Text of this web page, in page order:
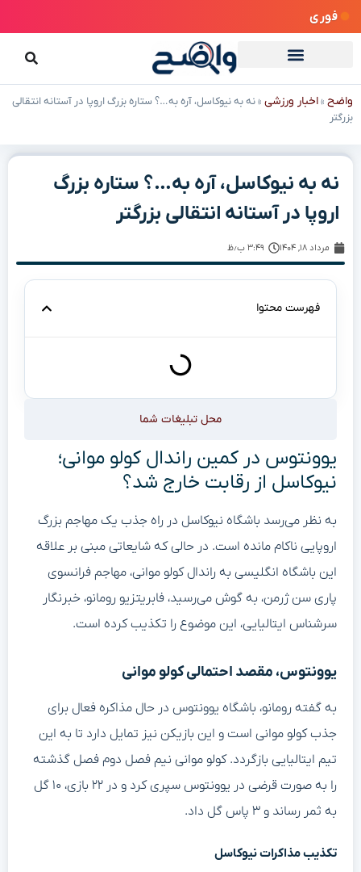
فوری
واضح »اخبار ورزشی »نه به نیوکاسل، آره به…؟ ستاره بزرگ اروپا در آستانه انتقالی
بزرگتر
نه به نیوکاسل، آره به…؟ ستاره بزرگ
اروپا در آستانه انتقالی بزرگتر
مرداد ۱۸, ۱۴۰۴ ۳:۴۹ ب٫ظ
فهرست محتوا
محل تبلیغات شما
یوونتوس در کمین راندال کولو موانی؛
نیوکاسل از رقابت خارج شد؟
به نظر می‌رسد باشگاه نیوکاسل در راه جذب یک مهاجم بزرگ
اروپایی ناکام مانده است. در حالی که شایعاتی مبنی بر علاقه
این باشگاه انگلیسی به راندال کولو موانی، مهاجم فرانسوی
پاری سن ژرمن، به گوش می‌رسید، فابریتزیو رومانو، خبرنگار
سرشناس ایتالیایی، این موضوع را تکذیب کرده است.
یوونتوس، مقصد احتمالی کولو موانی
به گفته رومانو، باشگاه یوونتوس در حال مذاکره فعال برای
جذب کولو موانی است و این بازیکن نیز تمایل دارد تا به این
تیم ایتالیایی بازگردد. کولو موانی نیم فصل دوم فصل گذشته
را به صورت قرضی در یوونتوس سپری کرد و در ۲۲ بازی، ۱۰ گل
به ثمر رساند و ۳ پاس گل داد.
تکذیب مذاکرات نیوکاسل